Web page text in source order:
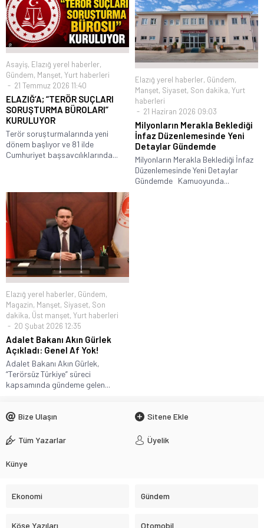
Asayiş, Elazığ yerel haberler,
Gündem, Manşet, Yurt haberleri
21 Temmuz 2026 11:40
ELAZIĞ’A; “TERÖR SUÇLARI
SORUŞTURMA BÜROLARI”
KURULUYOR
Terör soruşturmalarında yeni
dönem başlıyor ve 81 ilde
Cumhuriyet başsavcılıklarında...
Elazığ yerel haberler, Gündem,
Manşet, Siyaset, Son dakika, Yurt
haberleri
21 Haziran 2026 09:03
Milyonların Merakla Beklediği
İnfaz Düzenlemesinde Yeni
Detaylar Gündemde
Milyonların Merakla Beklediği İnfaz
Düzenlemesinde Yeni Detaylar
Gündemde Kamuoyunda...
Elazığ yerel haberler, Gündem,
Magazin, Manşet, Siyaset, Son
dakika, Üst manşet, Yurt haberleri
20 Şubat 2026 12:35
Adalet Bakanı Akın Gürlek
Açıkladı: Genel Af Yok!
Adalet Bakanı Akın Gürlek,
“Terörsüz Türkiye” süreci
kapsamında gündeme gelen...
Bize Ulaşın Sitene Ekle
Tüm Yazarlar Üyelik
Künye
Ekonomi Gündem
Köşe Yazıları Otomobil